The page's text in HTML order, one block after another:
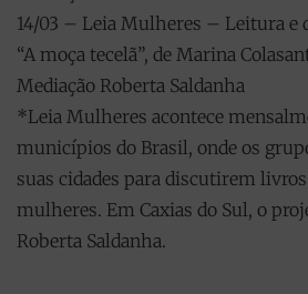
14/03 – Leia Mulheres – Leitura e
“A moça tecelã”, de Marina
Mediação Roberta Saldanha
*Leia Mulheres acontece
municípios do Brasil, onde os
suas cidades para discutirem
mulheres. Em Caxias do Sul, o
Roberta Saldanha.